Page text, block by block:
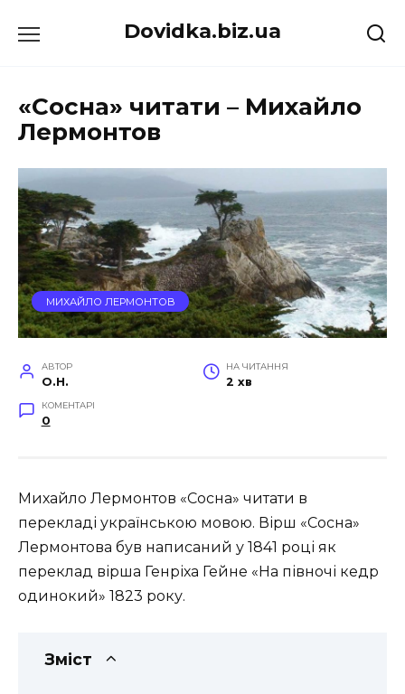
до
Dovidka.biz.ua
«Сосна» читати – Михайло
Лермонтов
МИХАЙЛО ЛЕРМОНТОВ
АВТОР
O.H.
НА ЧИТАННЯ
2 хв
КОМЕНТАРІ
0
Михайло Лермонтов «Сосна» читати в
перекладі українською мовою. Вірш «Сосна»
Лермонтова був написаний у 1841 році як
переклад вірша Генріха Гейне «На півночі кедр
одинокий» 1823 року.
Зміст